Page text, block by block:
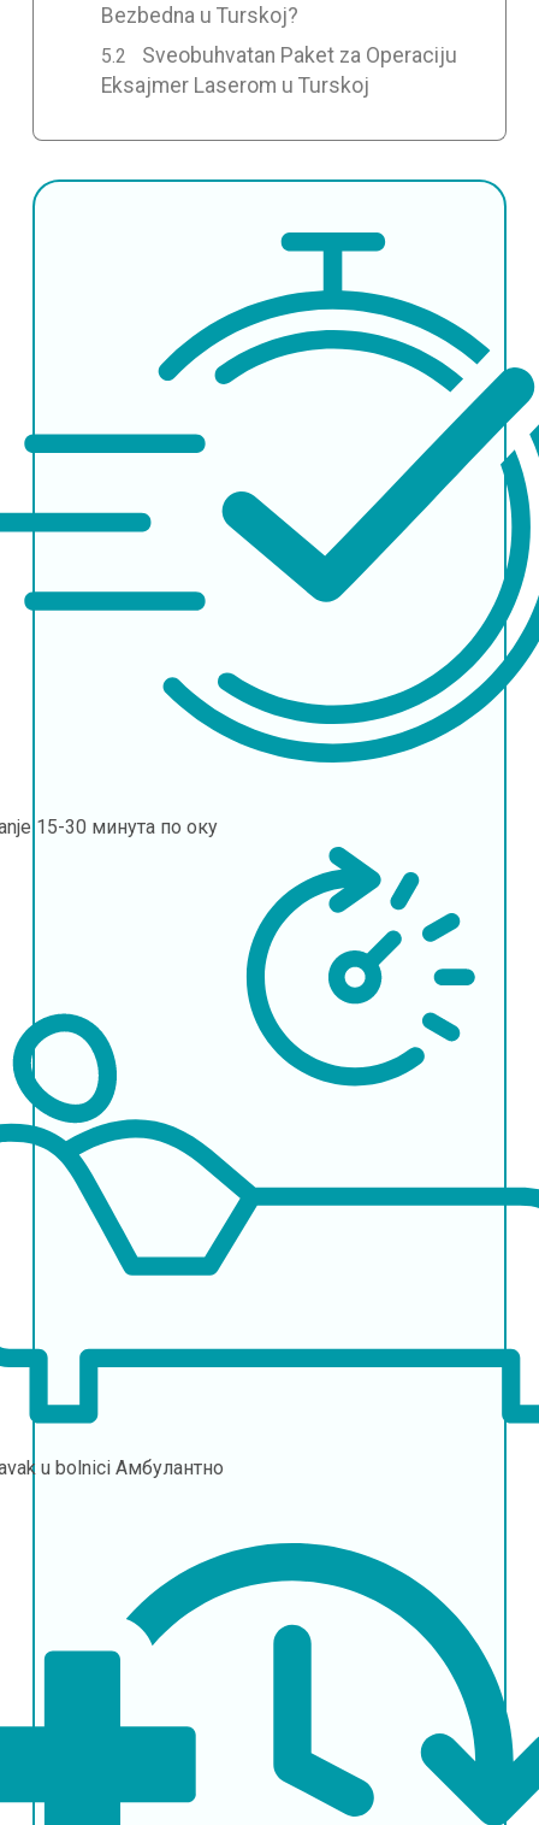
Bezbedna u Turskoj?
Sveobuhvatan Paket za Operaciju
Eksajmer Laserom u Turskoj
15-30 минута по оку
u bolnici Амбулантно